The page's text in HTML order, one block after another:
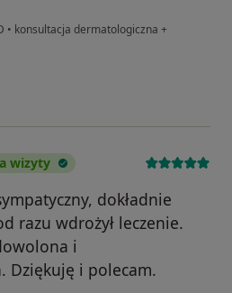
• konsultacja dermatologiczna +
wizyty
dokładnie
razu wdrożył leczenie.
i
Dziękuję i polecam.